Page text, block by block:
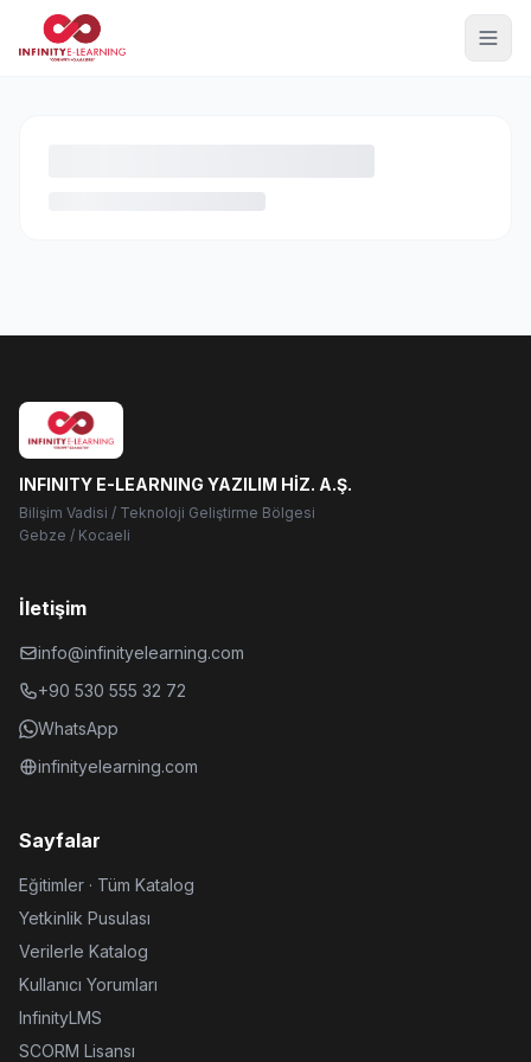
INFINITY E-LEARNING YAZILIM HİZ. A.Ş.
Bilişim Vadisi / Teknoloji Geliştirme Bölgesi
Gebze / Kocaeli
İletişim
info@infinityelearning.com
+90 530 555 32 72
WhatsApp
infinityelearning.com
Sayfalar
Eğitimler · Tüm Katalog
Yetkinlik Pusulası
Verilerle Katalog
Kullanıcı Yorumları
InfinityLMS
SCORM Lisansı